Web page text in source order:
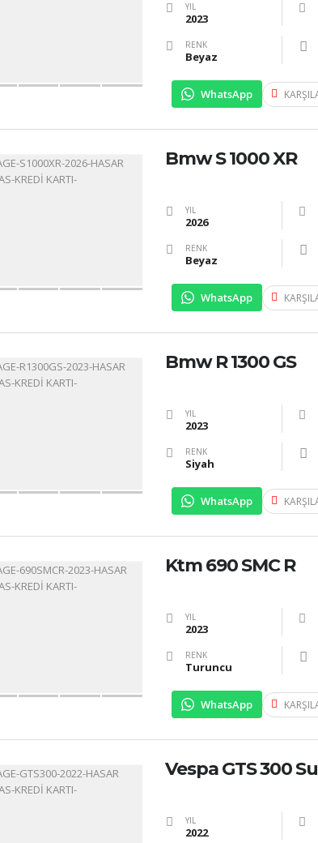
YIL
2023
RENK
Beyaz
WhatsApp
Bmw S 1000 XR
YIL
2026
RENK
Beyaz
WhatsApp
Bmw R 1300 GS
YIL
2023
RENK
Siyah
WhatsApp
Ktm 690 SMC R
YIL
2023
RENK
Turuncu
WhatsApp
Vespa GTS 300
YIL
2022